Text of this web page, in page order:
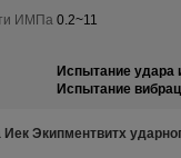
ИМПа 0.2~11
Испытание удара
Испытание
Иек Экипментвитх